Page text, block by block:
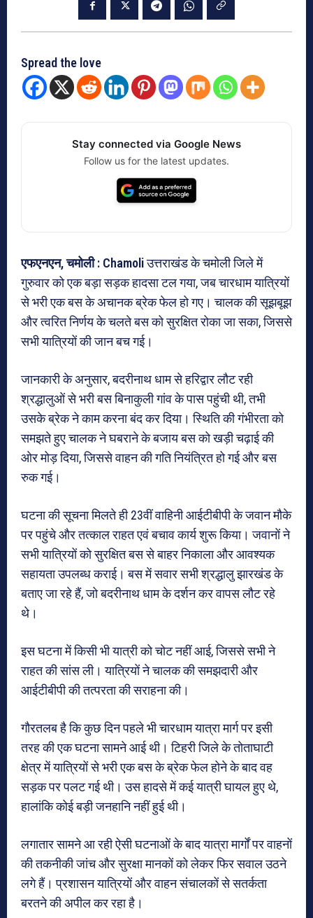
Spread the love
Stay connected via Google News
Follow us for the latest updates.
एफएनएन,चमोली : Chamoliउत्तराखंड के चमोली जिले में
गुरुवार को एक बड़ा सड़क हादसा टल गया, जब चारधाम यात्रियों
से भरी एक बस के अचानक ब्रेक फेल हो गए। चालक की सूझबूझ
और त्वरित निर्णय के चलते बस को सुरक्षित रोका जा सका, जिससे
सभी यात्रियों की जान बच गई।
जानकारी के अनुसार, बदरीनाथ धाम से हरिद्वार लौट रही
श्रद्धालुओं से भरी बस बिनाकुली गांव के पास पहुंची थी, तभी
उसके ब्रेक ने काम करना बंद कर दिया। स्थिति की गंभीरता को
समझते हुए चालक ने घबराने के बजाय बस को खड़ी चढ़ाई की
ओर मोड़ दिया, जिससे वाहन की गति नियंत्रित हो गई और बस
रुक गई।
घटना की सूचना मिलते ही 23वीं वाहिनी आईटीबीपी के जवान मौके
पर पहुंचे और तत्काल राहत एवं बचाव कार्य शुरू किया। जवानों ने
सभी यात्रियों को सुरक्षित बस से बाहर निकाला और आवश्यक
सहायता उपलब्ध कराई। बस में सवार सभी श्रद्धालु झारखंड के
बताए जा रहे हैं, जो बदरीनाथ धाम के दर्शन कर वापस लौट रहे
थे।
इस घटना में किसी भी यात्री को चोट नहीं आई, जिससे सभी ने
राहत की सांस ली। यात्रियों ने चालक की समझदारी और
आईटीबीपी की तत्परता की सराहना की।
गौरतलब है कि कुछ दिन पहले भी चारधाम यात्रा मार्ग पर इसी
तरह की एक घटना सामने आई थी। टिहरी जिले के तोताघाटी
क्षेत्र में यात्रियों से भरी एक बस के ब्रेक फेल होने के बाद वह
सड़क पर पलट गई थी। उस हादसे में कई यात्री घायल हुए थे,
हालांकि कोई बड़ी जनहानि नहीं हुई थी।
लगातार सामने आ रही ऐसी घटनाओं के बाद यात्रा मार्गों पर वाहनों
की तकनीकी जांच और सुरक्षा मानकों को लेकर फिर सवाल उठने
लगे हैं। प्रशासन यात्रियों और वाहन संचालकों से सतर्कता
बरतने की अपील कर रहा है।